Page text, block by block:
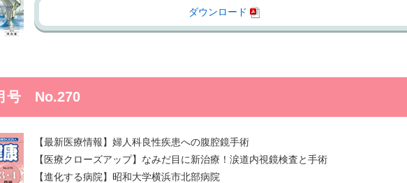
ダウンロード
号 No.270
【最新医療情報】婦人科良性疾患への腹腔鏡手術
【医療クローズアップ】なみだ目に新治療！涙道内視鏡検査と手術
【進化する病院】昭和大学横浜市北部病院